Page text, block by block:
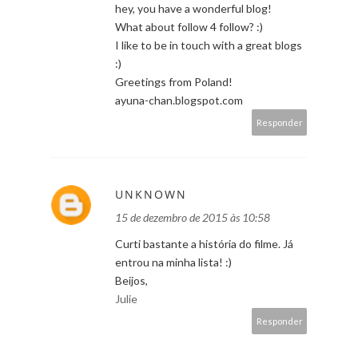
hey, you have a wonderful blog!
What about follow 4 follow? :)
I like to be in touch with a great blogs
:)
Greetings from Poland!
ayuna-chan.blogspot.com
Responder
UNKNOWN
15 de dezembro de 2015 às 10:58
Curti bastante a história do filme. Já
entrou na minha lista! :)
Beijos,
Julie
Responder